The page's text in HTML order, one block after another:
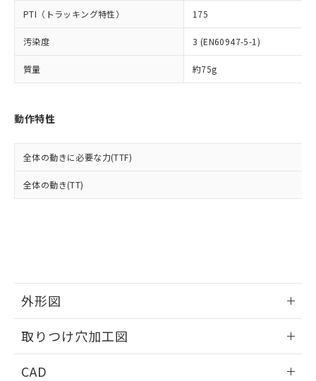
PTI（トラッキング特性） 175
汚染度 3 (EN60947-5-1)
質量 約75g
動作特性
全体の動きに必要な力(TTF)
全体の動き(TT)
外形図
取りつけ穴加工図
CAD
在庫状況および標準価格結果を当社の
事前の承諾なく第三者に漏洩または開
示しないようお願いします。
マイパーツ機能（部品リスト作成サー
ビス）をご利用いただくには、I-Web
メンバーズにご登録されている必要が
および当社の共同利用者が、当社の製
品・サービスに関するお客様との取
をご了承ください。
※当社の共同利用者とは、"個人情報
※2 対応予定月
部品在庫の切り替え状況などにより、予定
月が前後することがあります。
下記の非含有証明書をダウンロードするこ
とができます。
EU RoHS指令（10物質）の非含有証明書
物質の対応では、対応完了までの期間は出
荷製品に未対応品が混在することから備考
既に当社にて対応品への在庫切替を完了
していることから、特段のことがない限
り、2022年1月12日より割愛しておりま
「ｅ」：有害物質（10物質）のすべてが基
準値以下であることを示します。
「10」：通常の使用状況下において有害物
質が外部に漏えいし、環境に深刻な影響を
及ぼさない年数を意味します。
当社は、貴社製品を第三者に販売する
場合は、上記1、2および3の内容を当
該第三者に通知します。また当社は、
販売先および販売に係わる関係者が違
法に輸出するおそれがある場合は、取
り引きをいたしません。
機器販売店・当社販売員にご確
認ください)
受注生産機種、また在庫状況の
情報を公開していない機種